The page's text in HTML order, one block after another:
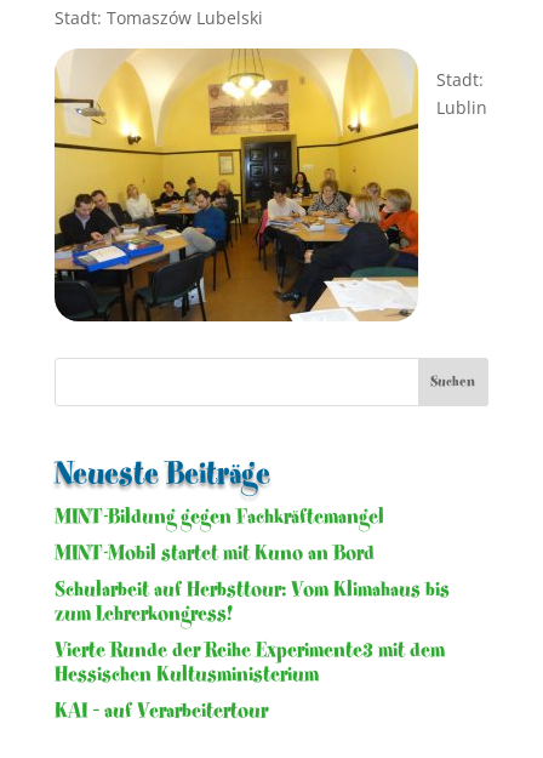
Stadt: Tomaszów Lubelski
Stadt:
Lublin
Neueste Beiträge
MINT-Bildung gegen Fachkräftemangel
MINT-Mobil startet mit Kuno an Bord
Schularbeit auf Herbsttour: Vom Klimahaus bis
zum Lehrerkongress!
Vierte Runde der Reihe Experimente3 mit dem
Hessischen Kultusministerium
KAI – auf Verarbeitertour